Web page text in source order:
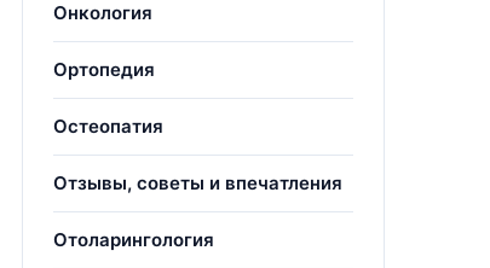
Онкология
Ортопедия
Остеопатия
Отзывы, советы и впечатления
Отоларингология